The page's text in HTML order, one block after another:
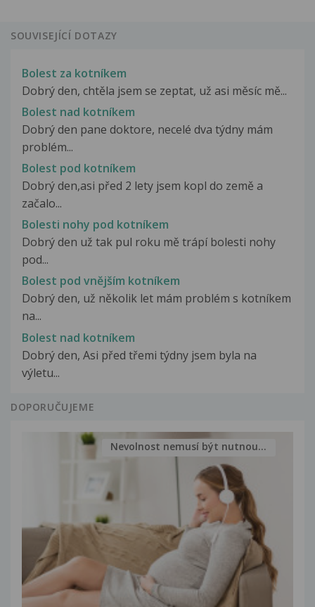
SOUVISEJÍCÍ DOTAZY
Bolest za kotníkem
Dobrý den, chtěla jsem se zeptat, už asi měsíc mě...
Bolest nad kotníkem
Dobrý den pane doktore, necelé dva týdny mám
problém...
Bolest pod kotníkem
Dobrý den,asi před 2 lety jsem kopl do země a
začalo...
Bolesti nohy pod kotníkem
Dobrý den už tak pul roku mě trápí bolesti nohy
pod...
Bolest pod vnějším kotníkem
Dobrý den, už několik let mám problém s kotníkem
na...
Bolest nad kotníkem
Dobrý den, Asi před třemi týdny jsem byla na
výletu...
DOPORUČUJEME
Nevolnost nemusí být nutnou...